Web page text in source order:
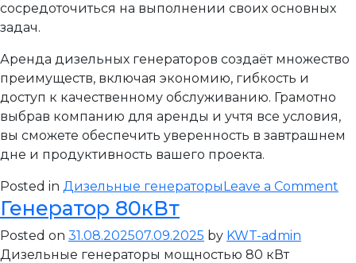
сосредоточиться на выполнении своих основных
задач.
Аренда дизельных генераторов создаёт множество
преимуществ, включая экономию, гибкость и
доступ к качественному обслуживанию. Грамотно
выбрав компанию для аренды и учтя все условия,
вы сможете обеспечить уверенность в завтрашнем
дне и продуктивность вашего проекта.
Posted in Дизельные генераторыLeave a Comment
Генератор 80кВт
Posted on 31.08.202507.09.2025 by KWT-admin
Дизельные генераторы мощностью 80 кВт